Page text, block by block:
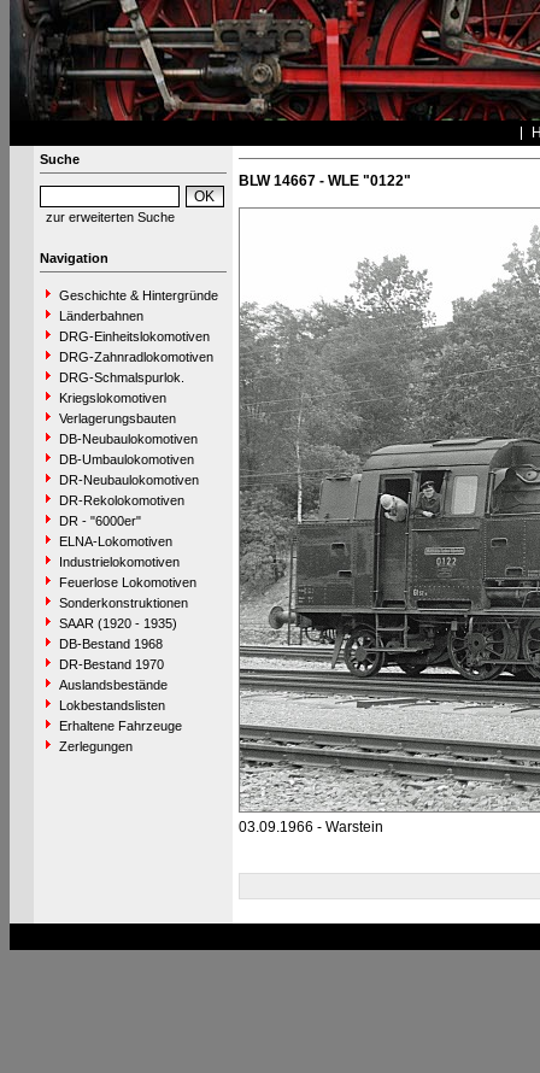
Suche
zur erweiterten Suche
Navigation
Geschichte & Hintergründe
Länderbahnen
DRG-Einheitslokomotiven
DRG-Zahnradlokomotiven
DRG-Schmalspurlok.
Kriegslokomotiven
Verlagerungsbauten
DB-Neubaulokomotiven
DB-Umbaulokomotiven
DR-Neubaulokomotiven
DR-Rekolokomotiven
DR - "6000er"
ELNA-Lokomotiven
Industrielokomotiven
Feuerlose Lokomotiven
Sonderkonstruktionen
SAAR (1920 - 1935)
DB-Bestand 1968
DR-Bestand 1970
Auslandsbestände
Lokbestandslisten
Erhaltene Fahrzeuge
Zerlegungen
BLW 14667 - WLE "0122"
03.09.1966 - Warstein